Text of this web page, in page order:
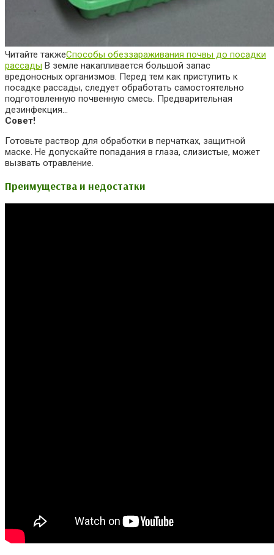
Читайте такжеСпособы обеззараживания почвы до посадки
рассады В земле накапливается большой запас
вредоносных организмов. Перед тем как приступить к
посадке рассады, следует обработать самостоятельно
подготовленную почвенную смесь. Предварительная
дезинфекция…
Совет!
Готовьте раствор для обработки в перчатках, защитной
маске. Не допускайте попадания в глаза, слизистые, может
вызвать отравление.
Преимущества и недостатки